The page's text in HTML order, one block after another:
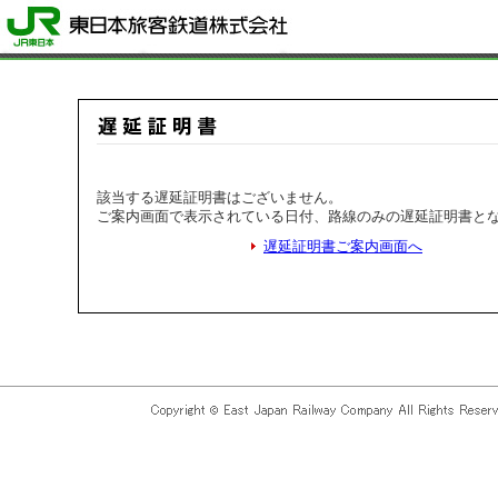
該当する遅延証明書はございません。
ご案内画面で表示されている日付、路線のみの遅延証明書と
遅延証明書ご案内画面へ